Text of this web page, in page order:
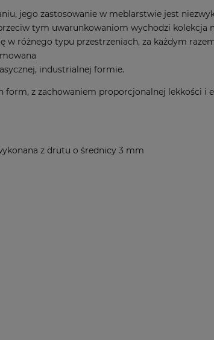
jego zastosowanie w meblarstwie jest
tym uwarunkowaniom wychodzi kolekcja
w różnego typu przestrzeniach, za każdym
industrialnej formie.
form, z zachowaniem proporcjonalnej lekkości i
z drutu o średnicy 3 mm